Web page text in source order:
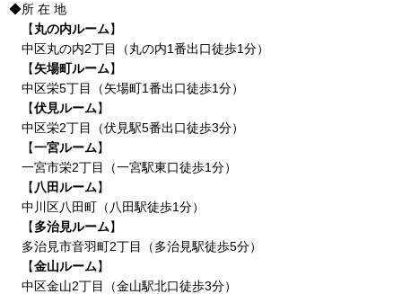
◆所 在 地
【丸の内ルーム】
中区丸の内2丁目（丸の内1番出口徒歩1分）
【矢場町ルーム】
中区栄5丁目（矢場町1番出口徒歩1分）
【伏見ルーム】
中区栄2丁目（伏見駅5番出口徒歩3分）
【一宮ルーム】
一宮市栄2丁目（一宮駅東口徒歩1分）
【 八田ルーム】
中川区八田町（八田駅徒歩1分）
【多治見ルーム】
多治見市音羽町2丁目（多治見駅徒歩5分）
【金山ルーム】
中区金山2丁目（金山駅北口徒歩3分）